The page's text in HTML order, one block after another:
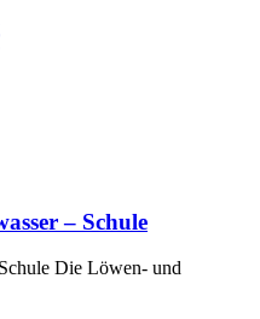
– Schule
Die Löwen‑ und